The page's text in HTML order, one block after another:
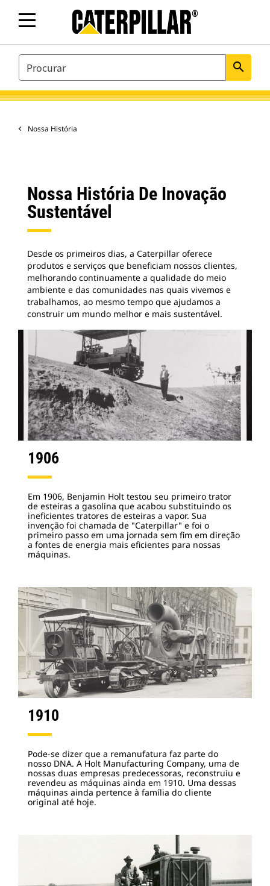
SEARCH search
Nossa História
Nossa História De Inovação
Sustentável
Desde os primeiros dias, a Caterpillar oferece
produtos e serviços que beneficiam nossos clientes,
melhorando continuamente a qualidade do meio
ambiente e das comunidades nas quais vivemos e
trabalhamos, ao mesmo tempo que ajudamos a
construir um mundo melhor e mais sustentável.
1906
Em 1906, Benjamin Holt testou seu primeiro trator
de esteiras a gasolina que acabou substituindo os
ineficientes tratores de esteiras a vapor. Sua
invenção foi chamada de "Caterpillar" e foi o
primeiro passo em uma jornada sem fim em direção
a fontes de energia mais eficientes para nossas
máquinas.
1910
Pode-se dizer que a remanufatura faz parte do
nosso DNA. A Holt Manufacturing Company, uma de
nossas duas empresas predecessoras, reconstruiu e
revendeu as máquinas ainda em 1910. Uma dessas
máquinas ainda pertence à família do cliente
original até hoje.